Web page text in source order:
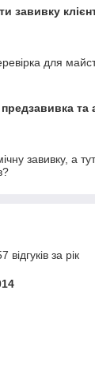
завивку
для
та
завивку, а
за рік